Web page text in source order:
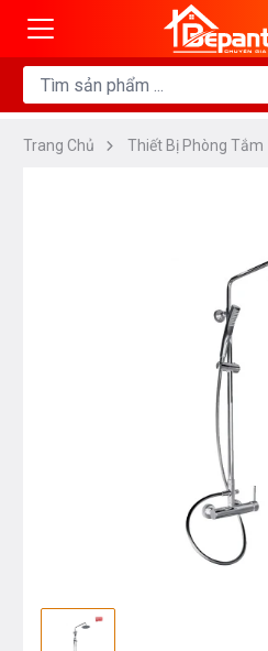
Trang Chủ Thiết Bị Phòng Tắm